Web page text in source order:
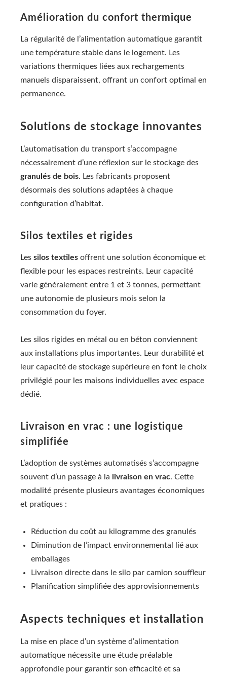
Amélioration du confort thermique
La régularité de l’alimentation automatique garantit
une température stable dans le logement. Les
variations thermiques liées aux rechargements
manuels disparaissent, offrant un confort optimal en
permanence.
Solutions de stockage innovantes
L’automatisation du transport s’accompagne
nécessairement d’une réflexion sur le stockage des
granulés de bois. Les fabricants proposent
désormais des solutions adaptées à chaque
configuration d’habitat.
Silos textiles et rigides
Les silos textiles offrent une solution économique et
flexible pour les espaces restreints. Leur capacité
varie généralement entre 1 et 3 tonnes, permettant
une autonomie de plusieurs mois selon la
consommation du foyer.
Les silos rigides en métal ou en béton conviennent
aux installations plus importantes. Leur durabilité et
leur capacité de stockage supérieure en font le choix
privilégié pour les maisons individuelles avec espace
dédié.
Livraison en vrac : une logistique
simplifiée
L’adoption de systèmes automatisés s’accompagne
souvent d’un passage à la
livraison en vrac. Cette
modalité présente plusieurs avantages économiques
et pratiques :
Réduction du coût au kilogramme des granulés
Diminution de l’impact environnemental lié aux
emballages
Livraison directe dans le silo par camion souffleur
Planification simplifiée des approvisionnements
Aspects techniques et installation
La mise en place d’un système d’alimentation
automatique nécessite une étude préalable
approfondie pour garantir son efficacité et sa